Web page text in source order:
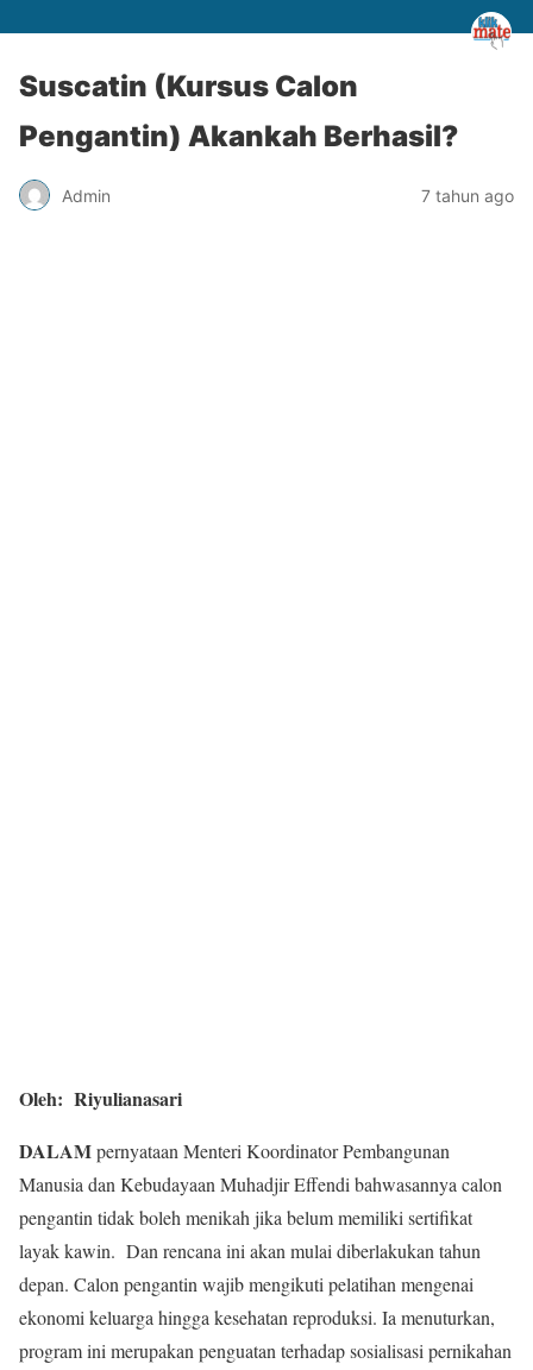
Suscatin (Kursus Calon
Pengantin) Akankah Berhasil?
Admin 7 tahun ago
Oleh: Riyulianasari
DALAMpernyataan Menteri Koordinator Pembangunan
Manusia dan Kebudayaan Muhadjir Effendi bahwasannya calon
pengantin tidak boleh menikah jika belum memiliki sertifikat
layak kawin. Dan rencana ini akan mulai diberlakukan tahun
depan. Calon pengantin wajib mengikuti pelatihan mengenai
ekonomi keluarga hingga kesehatan reproduksi. Ia menuturkan,
program ini merupakan penguatan terhadap sosialisasi pernikahan